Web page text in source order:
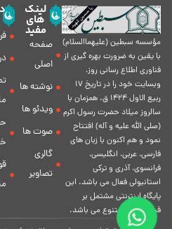
مؤسسه سبطين (عليهماالسلام)
با يقين به ضرورت بهره گیرى از
فناورى اطلاع رسانى روز،
وبسایت خود را در تاريخ 17
ربيع الاول 1424 ق. همزمان با
سالروز ميلاد حضرت رسول اكرم
(صلی الله علیه و آله) افتتاح
نمود و هم اكنون با زبان های
فارسی، عربى، انگلیسی،
فرانسوی، آذری و ترکی
استانبولی فعال مى باشد. اين
پايگاه اينترنتى مشتمل بر
قسمت هاى متنوع مى باشد.
لینک
های
مفید
صفحه
اصلی
نوشته ها
ویدئو ها
صوت ها
گالری
تصاویر
ما